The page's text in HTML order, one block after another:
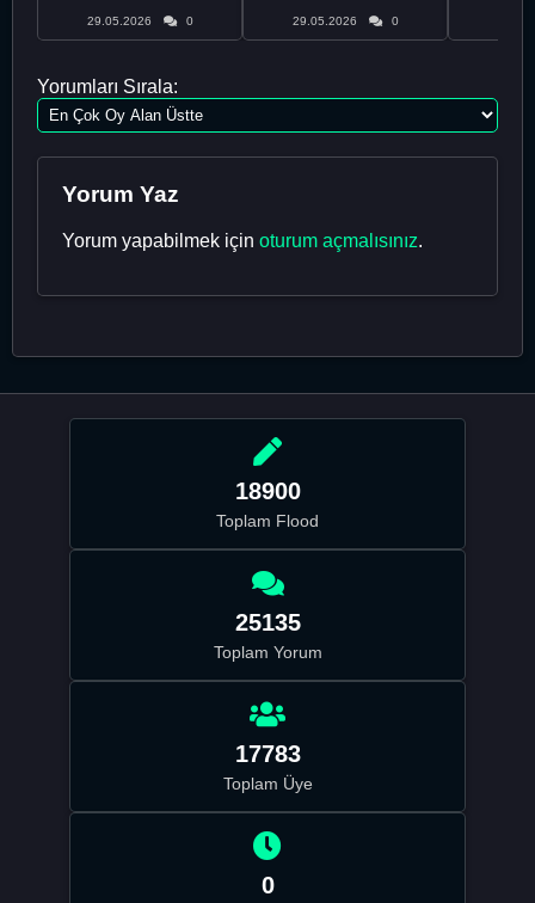
29.05.2026 0 29.05.2026 0
Yorumları Sırala:
Yorum Yaz
Yorum yapabilmek için oturum açmalısınız.
18900
Toplam Flood
25135
Toplam Yorum
17783
Toplam Üye
0